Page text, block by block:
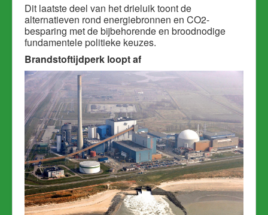
Dit laatste deel van het drieluik toont de
alternatieven rond energiebronnen en CO2-
besparing met de bijbehorende en broodnodige
fundamentele politieke keuzes.
Brandstoftijdperk loopt af